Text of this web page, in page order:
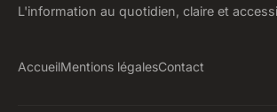
L'information au quotidien, claire et
AccueilMentions légalesContact